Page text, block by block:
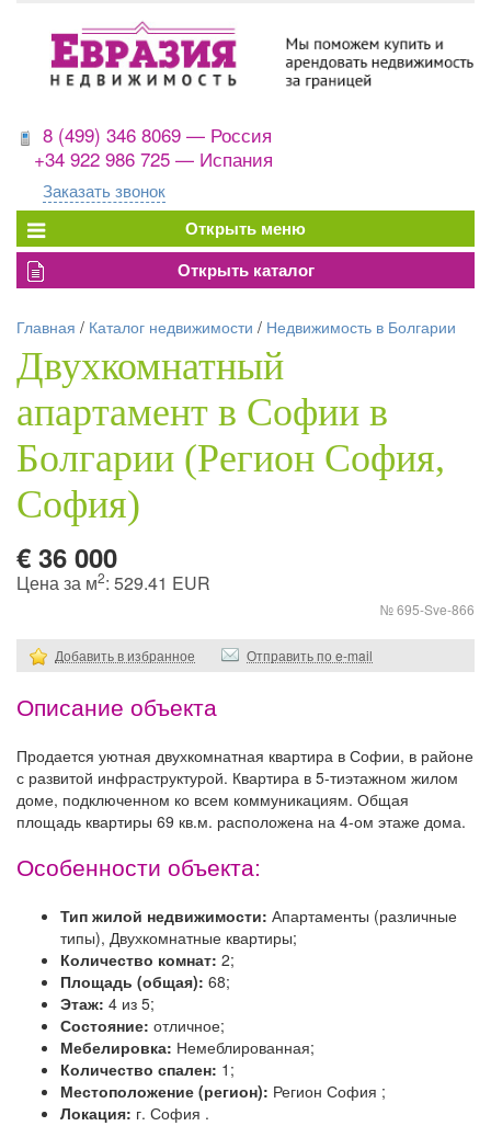
8 (499) 346 8069 — Россия
+34 922 986 725 — Испания
Заказать звонок
Главная / Каталог недвижимости / Недвижимость в Болгарии
Двухкомнатный
апартамент в Софии в
Болгарии (Регион София,
София)
€ 36 000
Цена за м2: 529.41 EUR
№ 695-Sve-866
Добавить в избранное Отправить по e-mail
Описание объекта
Продается уютная двухкомнатная квартира в Софии, в районе
с развитой инфраструктурой. Квартира в 5-тиэтажном жилом
доме, подключенном ко всем коммуникациям. Общая
площадь квартиры 69 кв.м. расположена на 4-ом этаже дома.
Особенности объекта:
Тип жилой недвижимости: Апартаменты (различные
типы), Двухкомнатные квартиры;
Количество комнат: 2;
Площадь (общая): 68;
Этаж: 4 из 5;
Состояние: отличное;
Мебелировка: Немеблированная;
Количество спален: 1;
Местоположение (регион): Регион София ;
Локация: г. София .